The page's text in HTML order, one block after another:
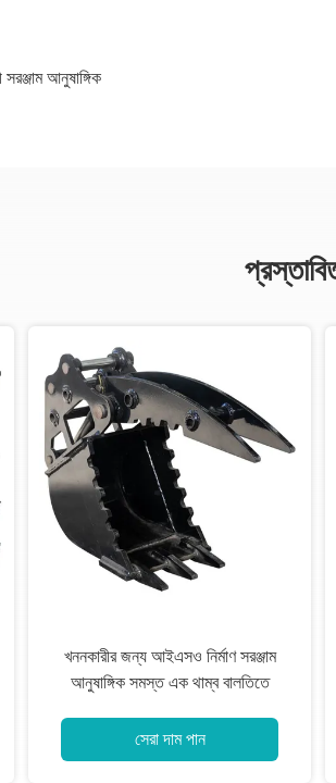
সরঞ্জাম আনুষাঙ্গিক
খননকারীর জন্য আইএসও নির্মাণ সরঞ্জাম
আনুষাঙ্গিক সমস্ত এক থাম্ব বালতিতে
সেরা দাম পান